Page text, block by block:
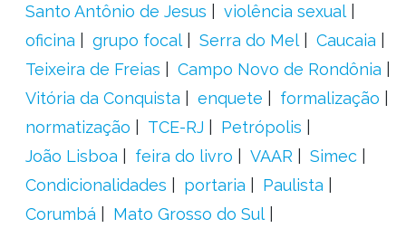
Santo Antônio de Jesus
violência sexual
oficina
grupo focal Serra do Mel
Caucaia
Teixeira de Freias
Campo Novo de Rondônia
Vitória da Conquista
enquete
formalização
normatização
TCE-RJ
Petrópolis
João Lisboa
feira do livro VAAR
Simec
Condicionalidades
portaria
Paulista
Corumbá
Mato Grosso do Sul